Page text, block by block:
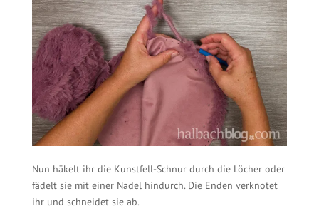
Nun häkelt ihr die Kunstfell-Schnur durch die Löcher oder
fädelt sie mit einer Nadel hindurch. Die Enden verknotet
ihr und schneidet sie ab.